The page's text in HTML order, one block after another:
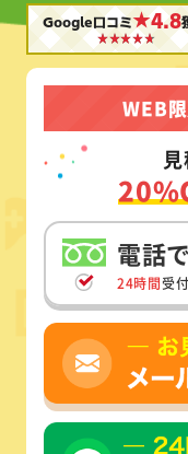
Google口コミ★4.8
WEB
電話
24時間受